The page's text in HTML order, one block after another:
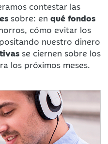
contestar las
sobre: en qué fondos
cómo evitar los
nuestro dinero
se ciernen sobre los
los próximos meses.